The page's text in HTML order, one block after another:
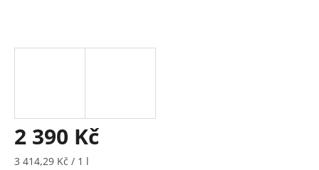
2 390 Kč
Měrná
3 414,29 Kč / 1 l